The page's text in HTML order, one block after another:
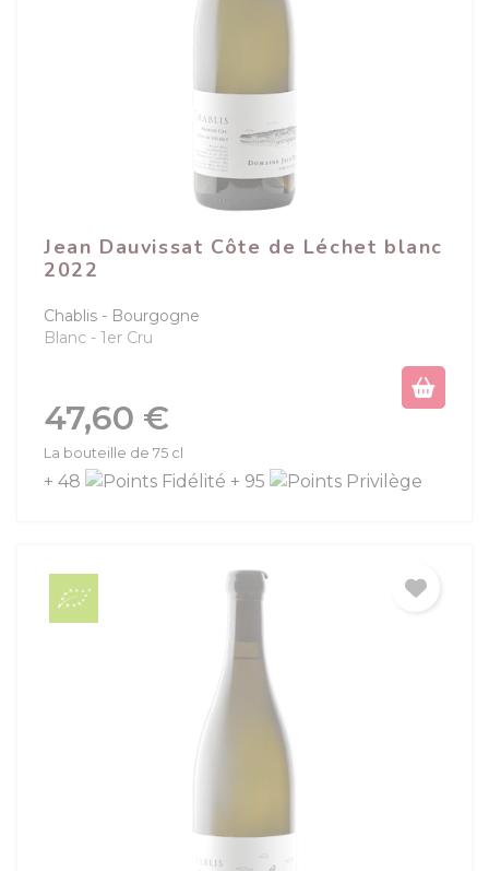
Jean Dauvissat Côte de Léchet blanc
2022
Chablis
Bourgogne
Blanc
1er Cru
Prix
47,60 €
La bouteille de 75 cl
+ 48 + 95